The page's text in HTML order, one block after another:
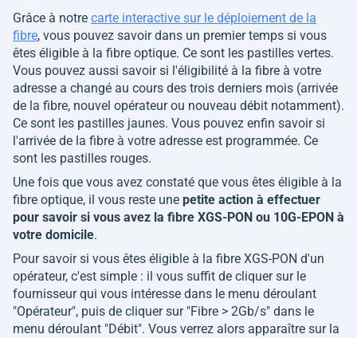
Grâce à notre carte interactive sur le déploiement de la
fibre, vous pouvez savoir dans un premier temps si vous
êtes éligible à la fibre optique. Ce sont les pastilles vertes.
Vous pouvez aussi savoir si l'éligibilité à la fibre à votre
adresse a changé au cours des trois derniers mois (arrivée
de la fibre, nouvel opérateur ou nouveau débit notamment).
Ce sont les pastilles jaunes. Vous pouvez enfin savoir si
l'arrivée de la fibre à votre adresse est programmée. Ce
sont les pastilles rouges.
Une fois que vous avez constaté que vous êtes éligible à la
fibre optique, il vous reste une petite action à effectuer
pour savoir si vous avez la fibre XGS-PON ou 10G-EPON à
votre domicile.
Pour savoir si vous êtes éligible à la fibre XGS-PON d'un
opérateur, c'est simple : il vous suffit de cliquer sur le
fournisseur qui vous intéresse dans le menu déroulant
"Opérateur", puis de cliquer sur "Fibre > 2Gb/s" dans le
menu déroulant "Débit". Vous verrez alors apparaître sur la